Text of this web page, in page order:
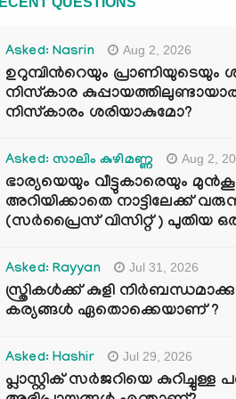
Asked: Nasrin Aug 2, 2026
ഉറുമ്പിന്‍റെയും പ്രാണിയുടെയും
നിസ്കാര
നിസ്കാരം ശരിയാകുമോ?
Asked: സാലിം കുഴിമണ്ണ Aug 2,
ഭാര്യയെയും വീട്ടുകാരെയും
അറിയിക്കാതെ നാട്ടിലേക്ക്
(സർപ്രൈസ് വിസിറ്റ് ) പുതിയ
Asked: Rayyan Jul 31, 2026
സ്ത്രികൾക്ക് കുളി
കര്യങ്ങൾ ഏതൊക്കെയാണ് ?
Asked: Hashir Jul 29, 2026
പ്ലാസ്റ്റിക് സർജറിയെ കുറിച്ചുള്ള